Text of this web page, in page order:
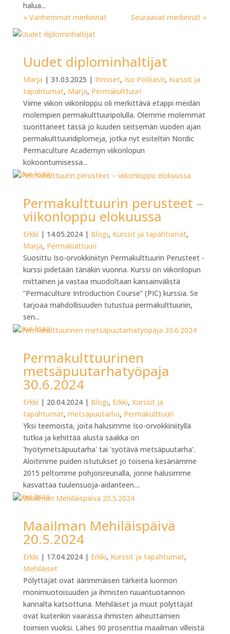
halua...
« Vanhemmat merkinnät
Seuraavat merkinnät »
Uudet diplominhaltijat
Marja | 31.03.2025 | Ihmiset, Iso Potkästi, Kurssit ja
tapahtumat, Marja, Permakulttuuri
Viime viikon viikonloppu oli merkittävä etappi meidän
molempien permakulttuuripolulla. Olemme molemmat
suorittaneet tässä jo kuuden seitsemän vuoden ajan
permakulttuuridiplomeja, jotka nyt esiteltiin Nordic
Permaculture Academyn viikonlopun
kokoontumisessa...
lue lisää
Permakulttuurin perusteet –
viikonloppu elokuussa
Erkki | 14.05.2024| Blogi, Kurssit ja tapahtumat,
Marja, Permakulttuuri
Suosittu Iso-orvokkiniityn Permakulttuurin Perusteet -
kurssi pidetään tänäkin vuonna. Kurssi on viikonlopun
mittainen ja vastaa muodoltaan kansainvälistä
”Permaculture Introduction Course” (PIC) kurssia. Se
tarjoaa mahdollisuuden tutustua permakulttuuriin,
sen...
lue lisää
Permakulttuurinen
metsäpuutarhatyöpaja
30.6.2024
Erkki | 20.04.2024| Blogi, Erkki, Kurssit ja
tapahtumat, metsäpuutarha, Permakulttuuri
Yksi teemoista, joita halusimme Iso-orvokkiniityllä
tutkia ja kehittää alusta saakka on
'hyötymetsäpuutarha' tai 'syötävä metsäpuutarha'.
Aloitimme puiden istutukset jo toisena kesänämme
2015 peltomme pohjoisreunalla, jonne halusimme
kasvattaa tuulensuoja-aidanteen....
lue lisää
Maailman Mehiläispäivä
20.5.2024
Erkki | 17.04.2024| Erkki, Kurssit ja tapahtumat,
Mehiläiset
Pölyttäjät ovat äärimmäisen tärkeitä luonnon
monimuotoisuuden ja ihmisten ruuantuotannon
kannalta katsottuna. Mehiläiset ja muut pölyttäjät
ovat kuitenkin vaarassa ihmisten aiheuttamien
toimien vuoksi. Lähes 90 prosenttia maailman villeistä